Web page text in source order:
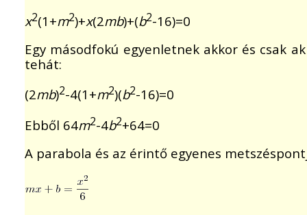
x2(1+m2)+x(2mb)+(b2-16)=0
Egy másodfokú egyenletnek akkor és csak
tehát:
(2mb)2-4(1+m2)(b2-16)=0
Ebből 64m2-4b2+64=0
A parabola és az érintő egyenes